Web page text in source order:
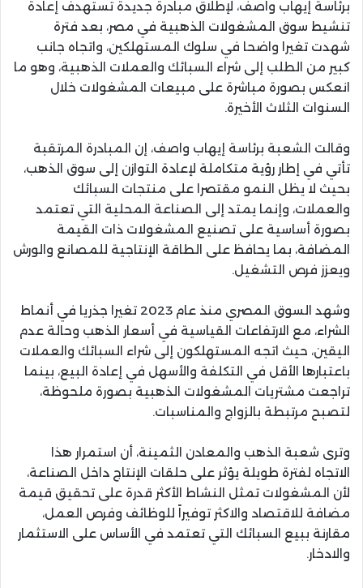
برئاسة إيهاب واصف، لإطلاق مبادرة جديدة تستهدف إعادة
تنشيط سوق المشغولات الذهبية في مصر، بعد فترة
شهدت تغيرا واضحا في سلوك المستهلكين، واتجاه جانب
كبير من الطلب إلى شراء السبائك والعملات الذهبية، وهو ما
انعكس بصورة مباشرة على مبيعات المشغولات خلال
السنوات الثلاث الأخيرة.
وقالت الشعبة برئاسة إيهاب واصف، إن المبادرة المرتقبة
تأتي في إطار رؤية متكاملة لإعادة التوازن إلى سوق الذهب،
بحيث لا يظل النمو مقتصرا على منتجات السبائك
والعملات، وإنما يمتد إلى الصناعة المحلية التي تعتمد
بصورة أساسية على تصنيع المشغولات ذات القيمة
المضافة، بما يحافظ على الطاقة الإنتاجية للمصانع والورش
ويعزز فرص التشغيل.
وشهد السوق المصري منذ عام 2023 تغيرا جذريا في أنماط
الشراء، مع الارتفاعات القياسية في أسعار الذهب وحالة عدم
اليقين، حيث اتجه المستهلكون إلى شراء السبائك والعملات
باعتبارها الأقل في التكلفة والأسهل في إعادة البيع، بينما
تراجعت مشتريات المشغولات الذهبية بصورة ملحوظة،
لتصبح مرتبطة بالزواج والمناسبات.
وترى شعبة الذهب والمعادن الثمينة، أن استمرار هذا
الاتجاه لفترة طويلة يؤثر على حلقات الإنتاج داخل الصناعة،
لأن المشغولات تمثل النشاط الأكثر قدرة على تحقيق قيمة
مضافة للاقتصاد والاكثر توفيراً للوظائف وفرص العمل،
مقارنة ببيع السبائك التي تعتمد في الأساس على الاستثمار
والادخار.